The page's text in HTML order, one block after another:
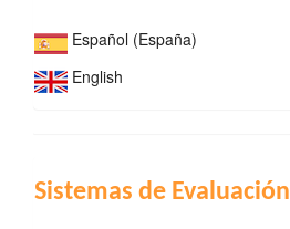
Español (España)
English
INDIZACIÓN
Sistemas de Evaluación